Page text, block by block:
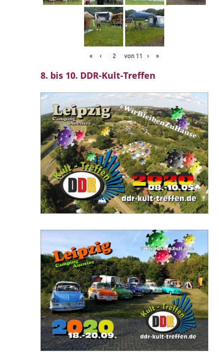
« ‹ von 11 › »
8. bis 10. DDR-Kult-Treffen